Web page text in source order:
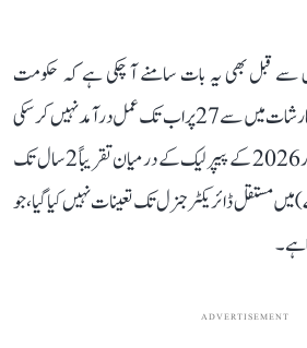
قبل بھی یہ بات سامنے آ چکی ہے کہ حکومت
رادھاکرشنن کمیٹی کی 101 سفارشات میں سے 27 پر اب تک عمل درآمد نہیں کر سکی
ہے۔ ان کا کہنا تھا کہ 2024 اور 2026 کے پیپر لیک کے درمیان تقریباً 2 سال تک
مستقل ڈائریکٹر جنرل تک تعینات نہیں کیا گیا، جو
ہے۔
ADVERTISEMENT